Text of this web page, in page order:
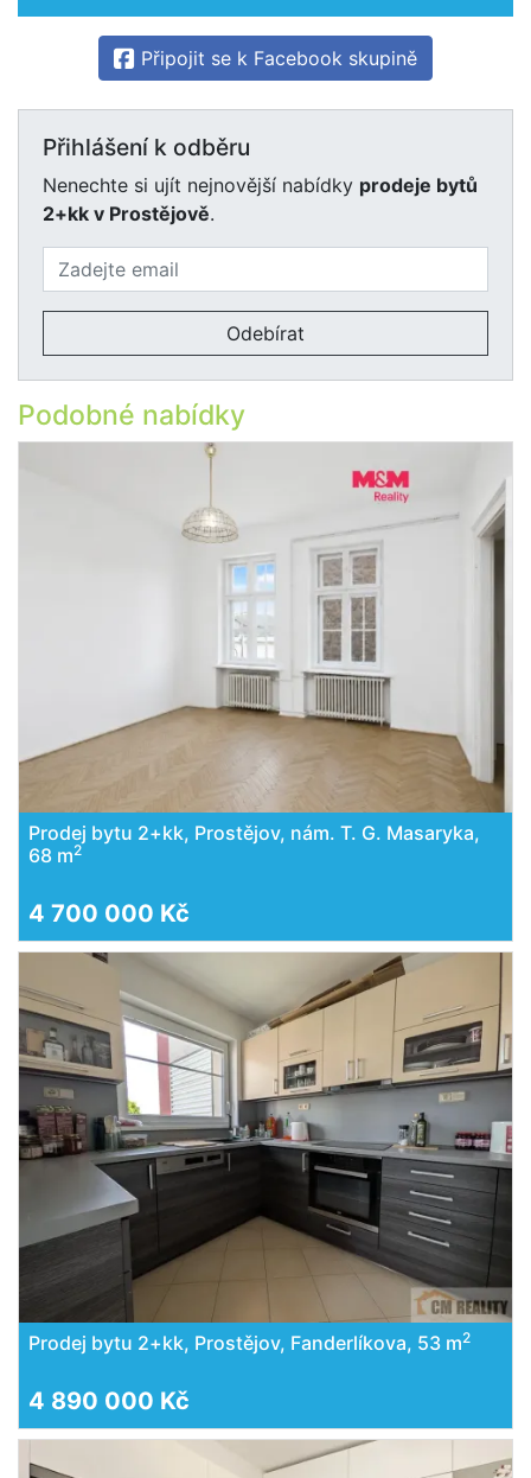
Připojit se k Facebook skupině
Přihlášení k odběru
Nenechte si ujít nejnovější nabídky prodeje bytů
2+kk v Prostějově.
Odebírat
Podobné nabídky
Prodej bytu 2+kk, Prostějov, nám. T. G. Masaryka,
68 m2
4 700 000 Kč
Prodej bytu 2+kk, Prostějov, Fanderlíkova, 53 m2
4 890 000 Kč